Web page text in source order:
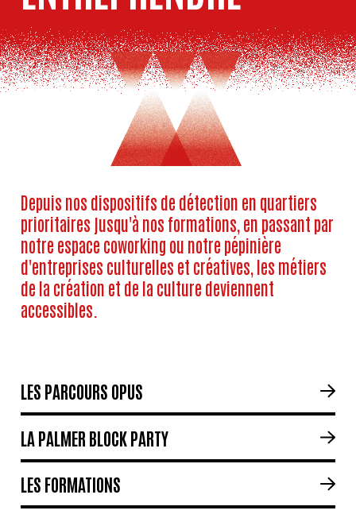
Depuis nos dispositifs de détection en quartiers
prioritaires jusqu'à nos formations, en passant par
notre espace coworking ou notre pépinière
d'entreprises culturelles et créatives, les métiers
de la création et de la culture deviennent
accessibles.
LES PARCOURS OPUS
LA PALMER BLOCK PARTY
LES FORMATIONS